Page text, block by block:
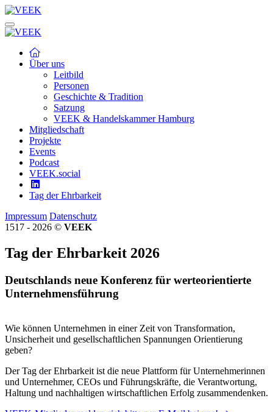
Über uns
Leitbild
Personen
Geschichte & Tradition
Satzung
VEEK & Handelskammer Hamburg
Mitgliedschaft
Projekte
Events
Podcast
VEEK.social
Tag der Ehrbarkeit
Impressum Datenschutz
1517 - 2026 © VEEK
Tag der Ehrbarkeit 2026
Deutschlands neue Konferenz für werteorientierte
Unternehmensführung
Wie können Unternehmen in einer Zeit von Transformation,
Unsicherheit und gesellschaftlichen Spannungen Orientierung
geben?
Der Tag der Ehrbarkeit ist die neue Plattform für Unternehmerinnen
und Unternehmer, CEOs und Führungskräfte, die Verantwortung,
Haltung und nachhaltigen wirtschaftlichen Erfolg zusammendenken.